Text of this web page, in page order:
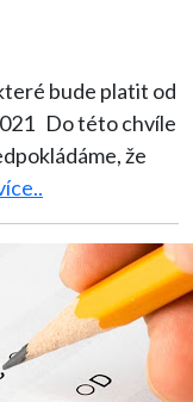
bude platit od
Do této chvíle
že